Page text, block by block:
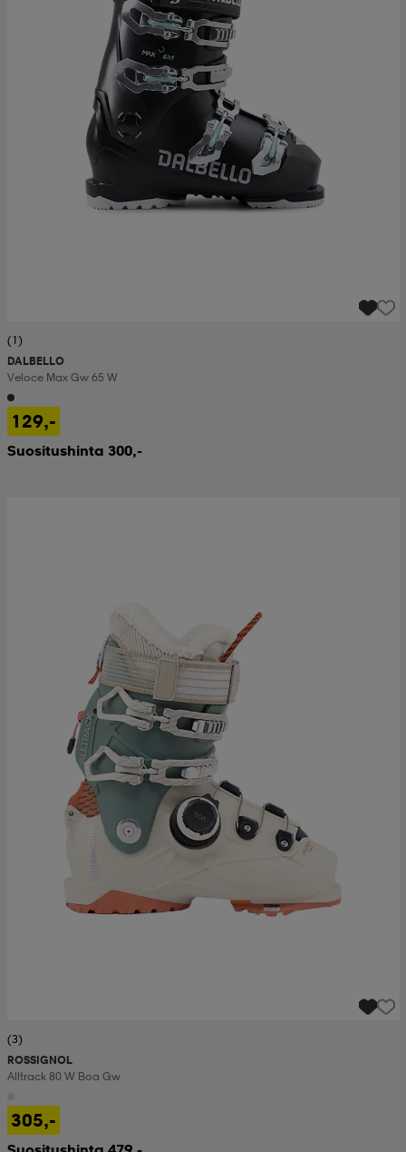
(1)
DALBELLO
Veloce Max Gw 65 W
129,-
Suositushinta 300,-
(3)
ROSSIGNOL
Alltrack 80 W Boa Gw
305,-